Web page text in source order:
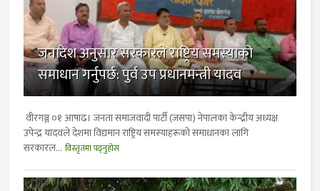
जनादेश अनुसार सरकारले राष्ट्रिय समस्याको
समाधान गर्नुपर्छ: पुर्व उप प्रधानमन्त्री यादव
वीरगञ्ज ०१ आषाढ। जनता समाजवादी पार्टी (जसपा) नेपालका केन्द्रीय अध्यक्ष
उपेन्द्र यादवले देशमा विद्यमान राष्ट्रिय समस्याहरूको समाधानका लागि
सरकारल... विस्तृतमा पढ्नुहोस